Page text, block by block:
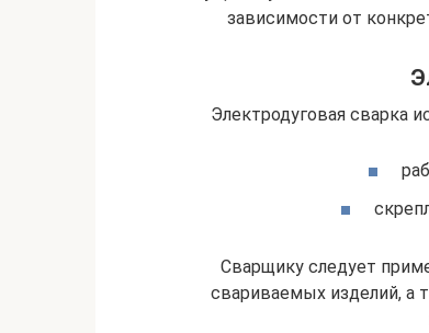
зависимости от
Электродуговая сварка
Сварщику следует
свариваемых изделий, а